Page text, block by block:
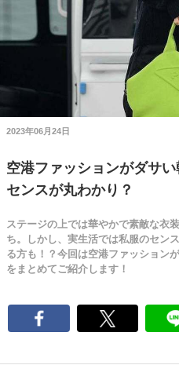
2023年06月24日
空港ファッションがダサ
センスが丸わかり？
ステージの上では華やかで素敵な衣
ち。しかし、実生活では私服のセン
る方も！？今回は空港ファッション
をまとめてご紹介します！